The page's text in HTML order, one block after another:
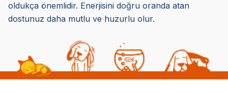
oldukça önemlidir. Enerjisini doğru oranda atan
dostunuz daha mutlu ve huzurlu olur.